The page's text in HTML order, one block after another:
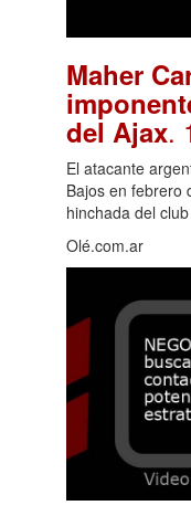
Maher
del Ajax.
El atacante
Bajos en febrero
hinchada del
Olé.com.ar